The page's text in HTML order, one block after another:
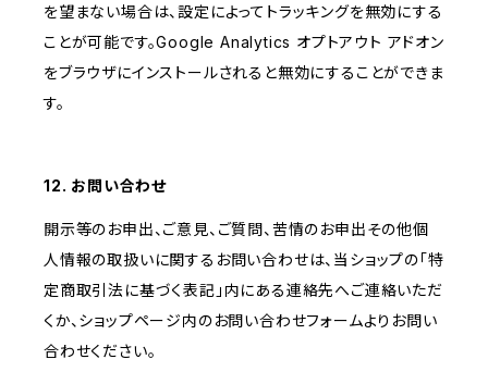
を望まない場合は、設定によってトラッキングを無効にする
ことが可能です。Google Analytics オプトアウト アドオン
をブラウザにインストールされると無効にすることができま
す。
12. お問い合わせ
開示等のお申出、ご意見、ご質問、苦情のお申出その他個
人情報の取扱いに関するお問い合わせは、当ショップの「特
定商取引法に基づく表記」内にある連絡先へご連絡いただ
くか、ショップページ内のお問い合わせフォームよりお問い
合わせください。